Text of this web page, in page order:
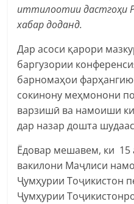
иттилоотии дастгоҳи
хабар доданд.
Дар асоси қарори
баргузории
барномаҳои
сокинону меҳмонони
варзишӣ ва намоиши
дар назар дошта
Ёдовар мешавем, ки 15
вакилони Маҷлиси
Ҷумҳурии Тоҷикистон
Ҷумҳурии